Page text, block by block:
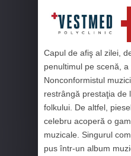
Capul de afiş al zilei,
penultimul pe scenă, a
Nonconformistul
restrângă prestaţia de
folkului. De altfel,
celebru acoperă o
muzicale. Singurul
pus într-un album